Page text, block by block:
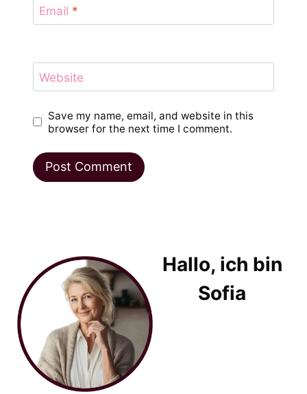
Email *
Website
Save my name, email, and website in this
browser for the next time I comment.
Hallo, ich bin
Sofia